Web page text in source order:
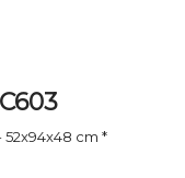
52x94x48 cm *